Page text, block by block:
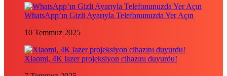
WhatsApp’ın Gizli Ayarıyla Telefonunuzda Yer Açın
10 Temmuz 2025
Xiaomi, 4K lazer projeksiyon cihazını duyurdu!